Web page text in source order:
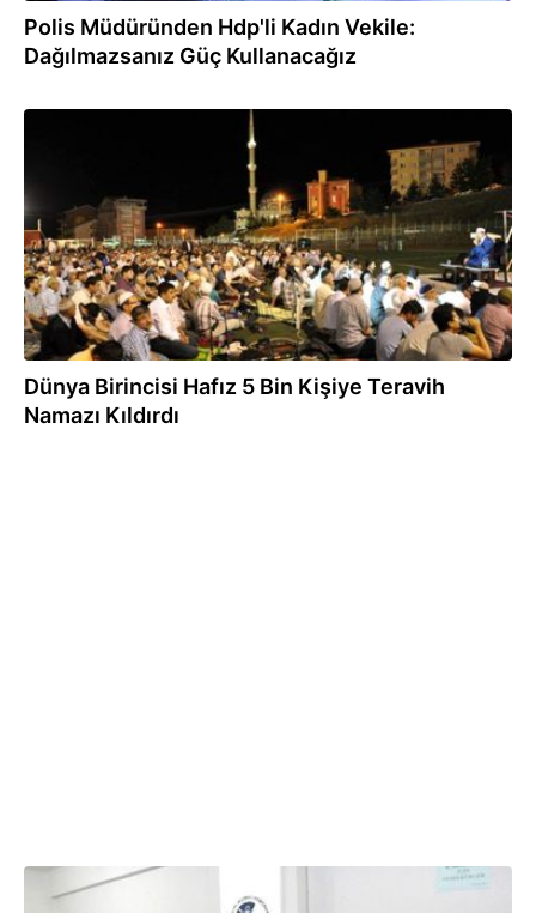
Polis Müdüründen Hdp'li Kadın Vekile:
Dağılmazsanız Güç Kullanacağız
Dünya Birincisi Hafız 5 Bin Kişiye Teravih
Namazı Kıldırdı
08.10.2015